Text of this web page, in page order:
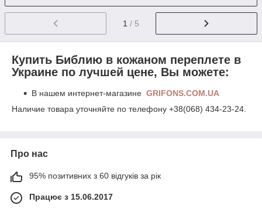
1 / 5
Купить Библию в кожаном переплете в
Украине по лучшей цене, Вы можете:
В нашем интернет-магазине GRIFONS.COM.UA
Наличие товара уточняйте по телефону +38(068) 434-23-24.
Про нас
95% позитивних з 60 відгуків за рік
Працює з 15.06.2017